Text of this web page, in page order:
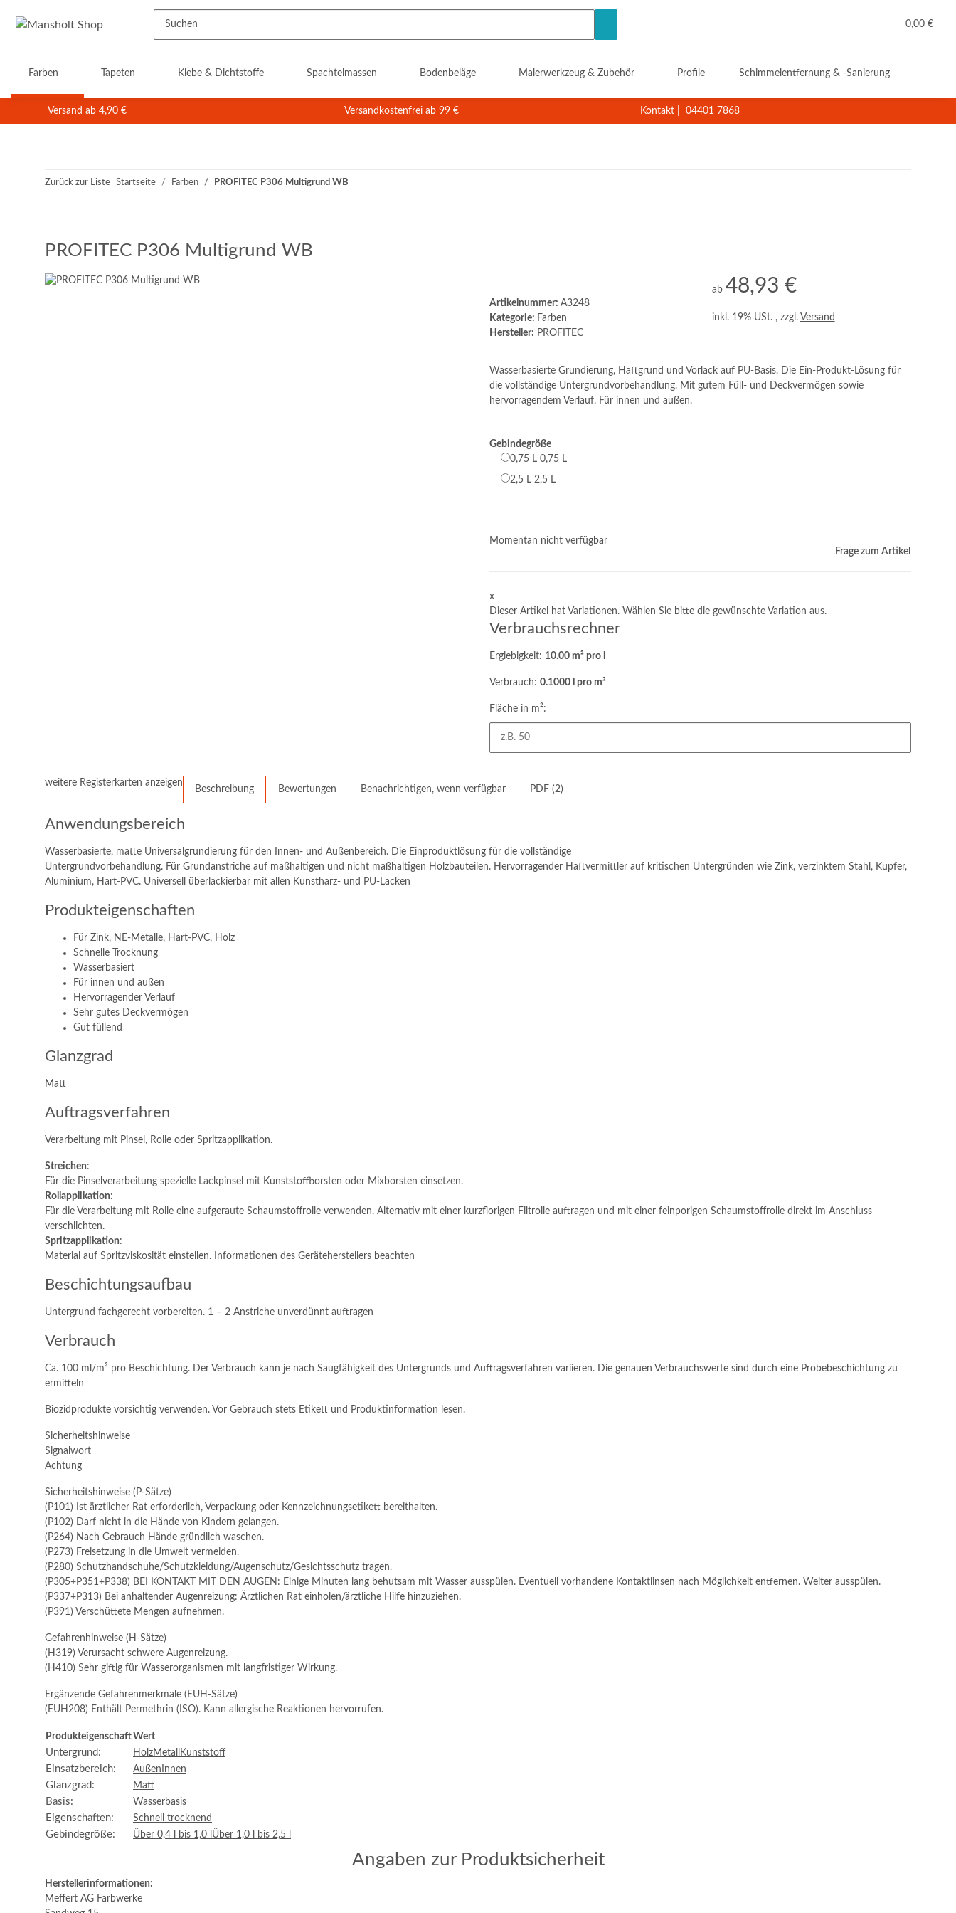
0,00 €
Farben Tapeten Klebe & Dichtstoffe Spachtelmassen Bodenbeläge Malerwerkzeug & Zubehör Profile Schimmelentfernung & -Sanierung
Versand ab 4,90 € Versandkostenfrei ab 99 € Kontakt 04401 7868
Zurück zur Liste Startseite Farben PROFITEC P306 Multigrund WB
PROFITEC P306 Multigrund WB
Artikelnummer: A3248
Kategorie: Farben
Hersteller: PROFITEC
ab 48,93 €
inkl. 19% USt. , zzgl. Versand
Wasserbasierte Grundierung, Haftgrund und Vorlack auf PU-Basis. Die Ein-Produkt-Lösung für
die vollständige Untergrundvorbehandlung. Mit gutem Füll- und Deckvermögen sowie
hervorragendem Verlauf. Für innen und außen.
Gebindegröße
0,75 L 0,75 L
2,5 L 2,5 L
Momentan nicht verfügbar
Frage zum Artikel
x
Dieser Artikel hat Variationen. Wählen Sie bitte die gewünschte Variation aus.
Verbrauchsrechner
Ergiebigkeit: 10.00 m² pro l
Verbrauch: 0.1000 l pro m²
Fläche in m²:
weitere Registerkarten anzeigen
Beschreibung Bewertungen Benachrichtigen, wenn verfügbar PDF (2)
Anwendungsbereich
Wasserbasierte, matte Universalgrundierung für den Innen- und Außenbereich. Die Einproduktlösung für die vollständige
Untergrundvorbehandlung. Für Grundanstriche auf maßhaltigen und nicht maßhaltigen Holzbauteilen. Hervorragender Haftvermittler auf kritischen Untergründen wie Zink, verzinktem Stahl, Kupfer,
Aluminium, Hart-PVC. Universell überlackierbar mit allen Kunstharz- und PU-Lacken
Produkteigenschaften
Für Zink, NE-Metalle, Hart-PVC, Holz
Schnelle Trocknung
Wasserbasiert
Für innen und außen
Hervorragender Verlauf
Sehr gutes Deckvermögen
Gut füllend
Glanzgrad
Matt
Auftragsverfahren
Verarbeitung mit Pinsel, Rolle oder Spritzapplikation.
Streichen:
Für die Pinselverarbeitung spezielle Lackpinsel mit Kunststoffborsten oder Mixborsten einsetzen.
Rollapplikation:
Für die Verarbeitung mit Rolle eine aufgeraute Schaumstoffrolle verwenden. Alternativ mit einer kurzflorigen Filtrolle auftragen und mit einer feinporigen Schaumstoffrolle direkt im Anschluss
verschlichten.
Spritzapplikation:
Material auf Spritzviskosität einstellen. Informationen des Geräteherstellers beachten
Beschichtungsaufbau
Untergrund fachgerecht vorbereiten. 1 – 2 Anstriche unverdünnt auftragen
Verbrauch
Ca. 100 ml/m² pro Beschichtung. Der Verbrauch kann je nach Saugfähigkeit des Untergrunds und Auftragsverfahren variieren. Die genauen Verbrauchswerte sind durch eine Probebeschichtung zu
ermitteln
Biozidprodukte vorsichtig verwenden. Vor Gebrauch stets Etikett und Produktinformation lesen.
Sicherheitshinweise
Signalwort
Achtung
Sicherheitshinweise (P-Sätze)
(P101) Ist ärztlicher Rat erforderlich, Verpackung oder Kennzeichnungsetikett bereithalten.
(P102) Darf nicht in die Hände von Kindern gelangen.
(P264) Nach Gebrauch Hände gründlich waschen.
(P273) Freisetzung in die Umwelt vermeiden.
(P280) Schutzhandschuhe/Schutzkleidung/Augenschutz/Gesichtsschutz tragen.
(P305+P351+P338) BEI KONTAKT MIT DEN AUGEN: Einige Minuten lang behutsam mit Wasser ausspülen. Eventuell vorhandene Kontaktlinsen nach Möglichkeit entfernen. Weiter ausspülen.
(P337+P313) Bei anhaltender Augenreizung: Ärztlichen Rat einholen/ärztliche Hilfe hinzuziehen.
(P391) Verschüttete Mengen aufnehmen.
Gefahrenhinweise (H-Sätze)
(H319) Verursacht schwere Augenreizung.
(H410) Sehr giftig für Wasserorganismen mit langfristiger Wirkung.
Ergänzende Gefahrenmerkmale (EUH-Sätze)
(EUH208) Enthält Permethrin (ISO). Kann allergische Reaktionen hervorrufen.
ProdukteigenschaftWert
Untergrund: HolzMetall Kunststoff
Einsatzbereich: Außen Innen
Glanzgrad: Matt
Basis: Wasserbasis
Eigenschaften: Schnell trocknend
Gebindegröße: Über 0,4 l bis 1,0 l Über 1,0 l bis 2,5 l
Angaben zur Produktsicherheit
Herstellerinformationen:
Meffert AG Farbwerke